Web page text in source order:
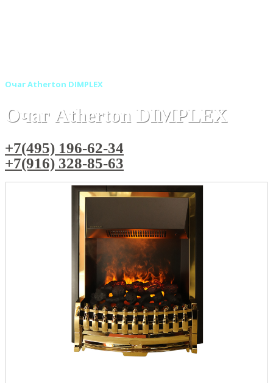
Очаг Atherton DIMPLEX
Очаг Atherton DIMPLEX
+7(495) 196-62-34
+7(916) 328-85-63